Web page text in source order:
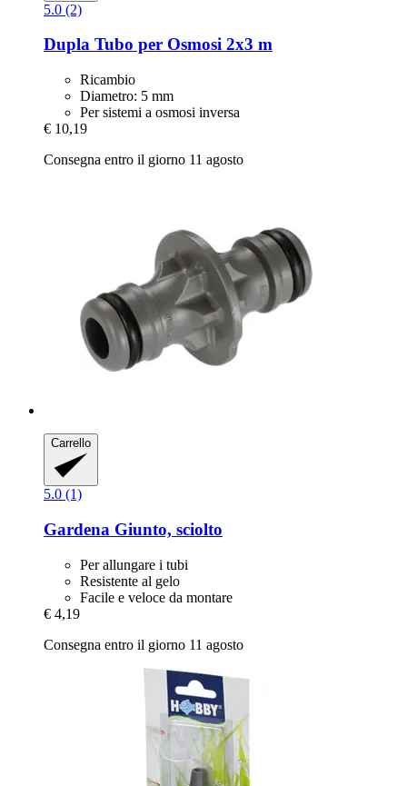
5.0 (2)
Dupla Tubo per Osmosi 2x3 m
Ricambio
Diametro: 5 mm
Per sistemi a osmosi inversa
€ 10,19
Consegna entro il giorno 11 agosto
Carrello
5.0 (1)
Gardena Giunto, sciolto
Per allungare i tubi
Resistente al gelo
Facile e veloce da montare
€ 4,19
Consegna entro il giorno 11 agosto